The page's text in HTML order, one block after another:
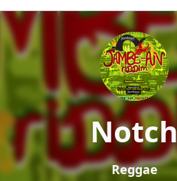
Notch
Reggae